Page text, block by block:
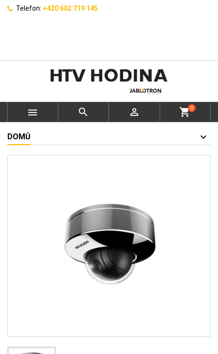
Telefon: +420 602 719 145
   shopping_cart0
DOMŮ